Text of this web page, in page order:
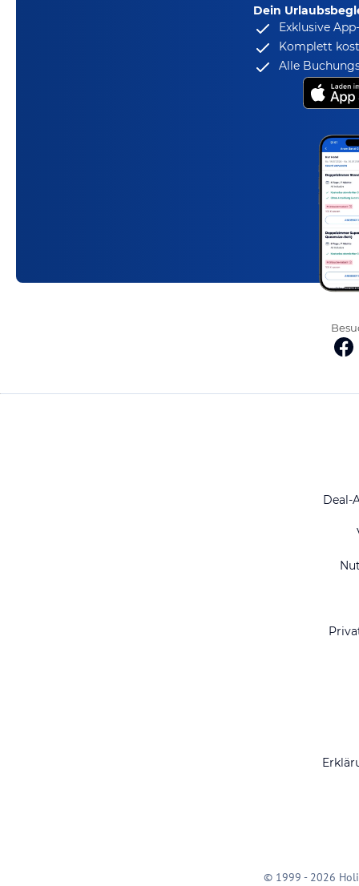
Dein
Exklusive
Komplett
Alle
Deal-
© 1999 - 2026